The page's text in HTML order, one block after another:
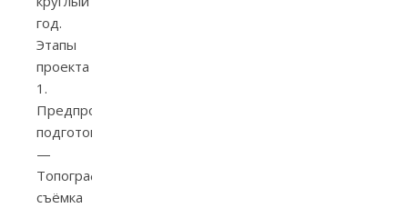
год.
Этапы
проекта
1.
Предпроектная
подготовка
—
Топографическая
съёмка